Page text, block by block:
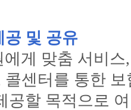
공 및 공유
게 맞춤 서비
콜센터를 통한
공할 목적으로